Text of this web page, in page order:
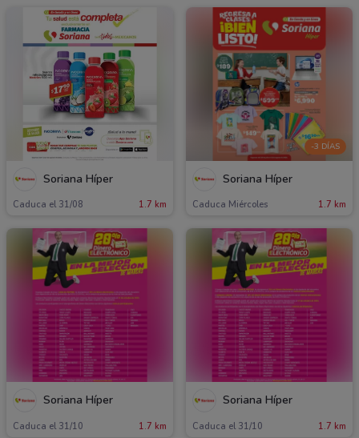
Soriana Híper
Caduca el 31/08 1.7 km
-3 DÍAS
Soriana Híper
Caduca Miércoles 1.7 km
Soriana Híper
Caduca el 31/10 1.7 km
Soriana Híper
Caduca el 31/10 1.7 km